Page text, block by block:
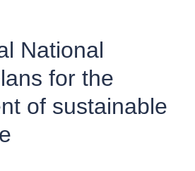
National
for the
of sustainable